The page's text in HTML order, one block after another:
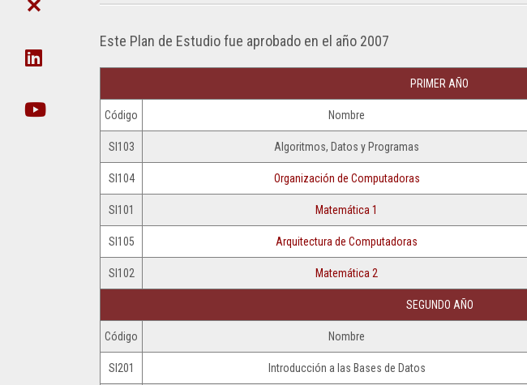
RESOLUCIONES
2022
RESOLUCIONES
RESOLUCIONES
2020
RESOLUCIONES
RESOLUCIONES
RESOLUCIONES
2017
2016
TÉCNICA
DE
SECRETARIA
DE
POSTGRADO
DE
INNOVACIÓN
TECNOLÓGICA
PLANEAMIENTO,
INFO
PRESUPUESTARIA
INSTITUCIONALES
DATOS
EN
ORGANIZACIONES
Este Plan de Estudio fue aprobado en el año 2007
PRIMER AÑO
Código Nombre
SI103 Algoritmos, Datos y Programas
SI104 Organización de Computadoras
SI101 Matemática 1
SI105 Arquitectura de Computadoras
SI102 Matemática 2
SEGUNDO AÑO
Código Nombre
SI201 Introducción a las Bases de Datos